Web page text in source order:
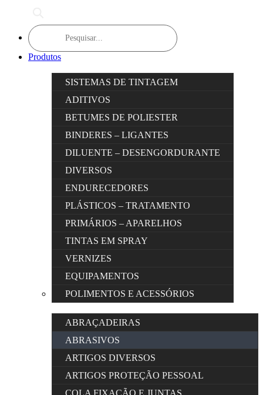
Products
search
Produtos
SISTEMAS DE TINTAGEM
ADITIVOS
BETUMES DE POLIESTER
BINDERES – LIGANTES
DILUENTE – DESENGORDURANTE
DIVERSOS
ENDURECEDORES
PLÁSTICOS – TRATAMENTO
PRIMÁRIOS – APARELHOS
TINTAS EM SPRAY
VERNIZES
EQUIPAMENTOS
POLIMENTOS E ACESSÓRIOS
ABRAÇADEIRAS
ABRASIVOS
ARTIGOS DIVERSOS
ARTIGOS PROTEÇÃO PESSOAL
COLA FIXAÇÃO E JUNTAS